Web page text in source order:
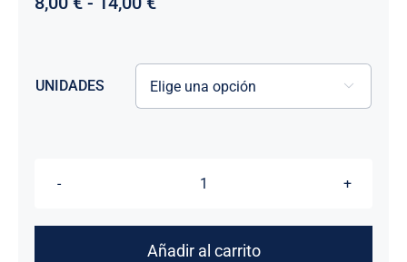
desde
8,00 €
hasta
UNIDADES 
SUPER
CAGÓN
Añadir al carrito